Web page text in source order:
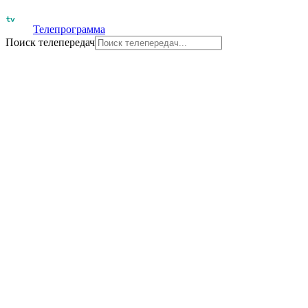
Телепрограмма
Поиск телепередач